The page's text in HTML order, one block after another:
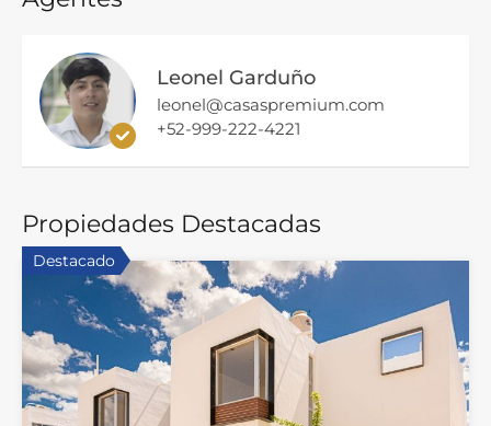
Leonel Garduño
leonel@casaspremium.com
+52-999-222-4221
Propiedades Destacadas
Destacado